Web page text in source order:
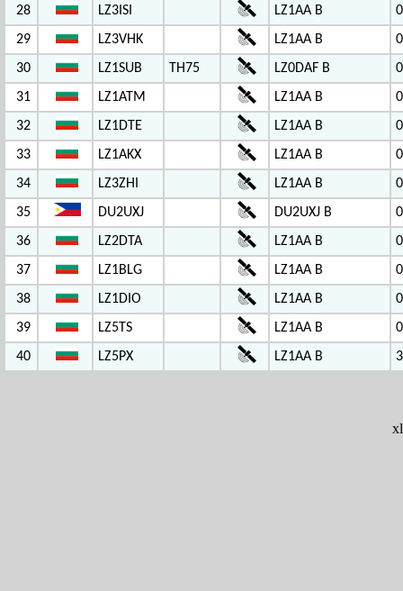
28
LZ3ISI LZ1AA B
29
LZ3VHK LZ1AA B
30
LZ1SUB TH75 LZ0DAF B
31
LZ1ATM LZ1AA B
32
LZ1DTE LZ1AA B
33
LZ1AKX LZ1AA B
34
LZ3ZHI LZ1AA B
35
DU2UXJ DU2UXJ B
36
LZ2DTA LZ1AA B
37
LZ1BLG LZ1AA B
38
LZ1DIO LZ1AA B
39
LZ5TS LZ1AA B
40
LZ5PX LZ1AA B